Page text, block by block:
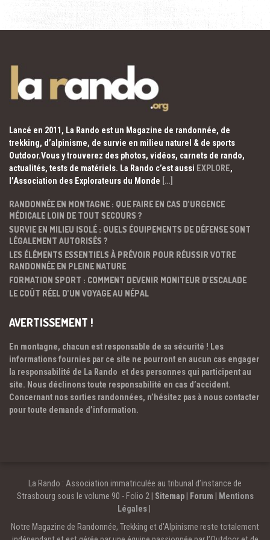
Lancé en 2011, La Rando est un Magazine de randonnée, de
trekking, d’alpinisme, de survie en milieu naturel & de sports
Outdoor.Vous y trouverez des photos, vidéos, carnets de rando,
actualités, tests de matériels. La Rando c’est aussi EXPLORE,
l’Association des Explorateurs du Monde […]
RANDONNÉE EN MONTAGNE : QUE FAIRE EN CAS D’URGENCE
MÉDICALE LOIN DE TOUT SECOURS ?
SURVIE EN MILIEU ISOLÉ : QUELS ÉQUIPEMENTS DE DÉFENSE SONT
LÉGALEMENT AUTORISÉS ?
LES ÉLÉMENTS ESSENTIELS À PRÉVOIR POUR RÉUSSIR VOTRE
RANDONNÉE EN PLEINE NATURE
FORMATION SPORT : COMMENT DEVENIR MONITEUR D’ESCALADE
LE COÛT RÉEL D’UN VOYAGE AU NÉPAL
AVERTISSEMENT !
En montagne, chacun est responsable de sa sécurité ! Les
informations fournies par ce site ne pourront en aucun cas engager
la responsabilité de La Rando et des personnes qui participent au
site. Nous déclinons toute responsabilité en cas d’accident.
Concernant nos sorties randonnées, n’hésitez pas à nous contacter
pour toute demande d’information.
La Rando : Association immatriculée au tribunal d’instance de
Strasbourg sous le volume 90 - Folio 2 | Sitemap| Forum
Mentions
Légales
Notre Magazine de Randonnée, Trekking et d'Alpinisme reste totalement